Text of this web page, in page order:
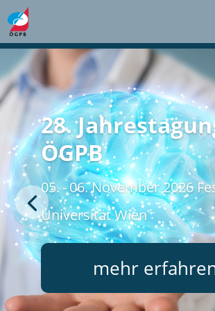
28.
ÖGPB
05. - 06. November 2026
Universität Wien
mehr